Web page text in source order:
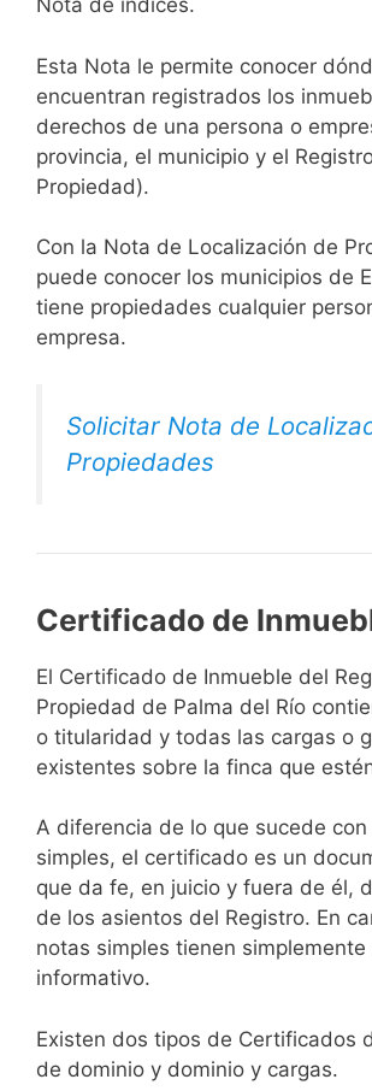
Nota de índices.
Esta Nota le permite conocer
encuentran registrados los
derechos de una persona o
provincia, el municipio y el
Propiedad).
Con la Nota de Localización de
puede conocer los municipios de
tiene propiedades cualquier
empresa.
Solicitar Nota de
Propiedades
Certificado de
El Certificado de Inmueble del
Propiedad de Palma del Río
o titularidad y todas las cargas o
existentes sobre la finca que
A diferencia de lo que sucede
simples, el certificado es un
que da fe, en juicio y fuera de él,
de los asientos del Registro. En
notas simples tienen simplemente
informativo.
Existen dos tipos de Certificados
de dominio y dominio y cargas.